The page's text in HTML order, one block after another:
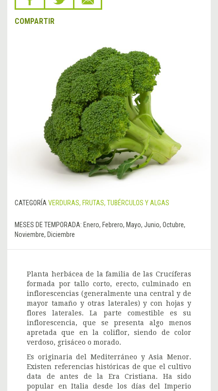
COMPARTIR
CATEGORÍAVERDURAS, FRUTAS, TUBÉRCULOS Y ALGAS
MESES DE TEMPORADA: Enero, Febrero, Mayo, Junio, Octubre,
Noviembre, Diciembre
Planta herbácea de la familia de las Crucíferas
formada por tallo corto, erecto, culminado en
inflorescencias (generalmente una central y de
mayor tamaño y otras laterales) y con hojas y
flores laterales. La parte comestible es su
inflorescencia, que se presenta algo menos
apretada que en la coliflor, siendo de color
verdoso, grisáceo o morado.
Es originaria del Mediterráneo y Asia Menor.
Existen referencias históricas de que el cultivo
data de antes de la Era Cristiana. Ha sido
popular en Italia desde los días del Imperio